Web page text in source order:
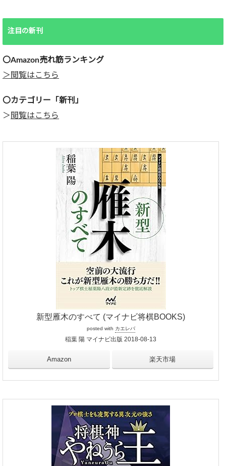
注目の新刊
〇Amazon売れ筋ランキング
＞閲覧はこちら
〇カテゴリー「新刊」
＞ 閲覧はこちら
新型雁木のすべて (マイナビ将棋BOOKS)
posted with カエレバ
稲葉 陽 マイナビ出版 2018-08-13
Amazon 楽天市場